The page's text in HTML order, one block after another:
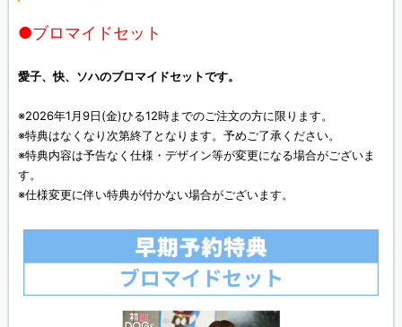
●ブロマイドセット
愛子、快、ソハのブロマイドセットです。
※2026年1月9日(金)ひる12時までのご注文の方に限ります。
※特典はなくなり次第終了となります。予めご了承ください。
※特典内容は予告なく仕様・デザイン等が変更になる場合がございま
す。
※仕様変更に伴い特典が付かない場合がございます。